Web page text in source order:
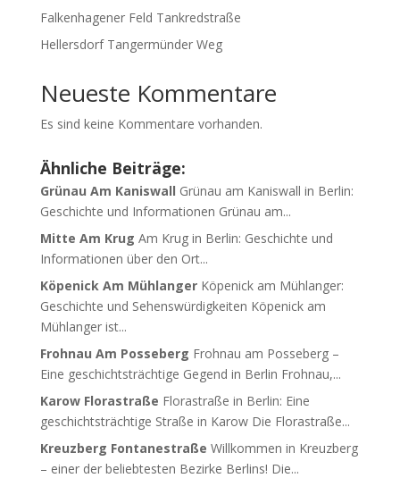
Falkenhagener Feld Tankredstraße
Hellersdorf Tangermünder Weg
Neueste Kommentare
Es sind keine Kommentare vorhanden.
Ähnliche Beiträge:
Grünau Am Kaniswall Grünau am Kaniswall in Berlin:
Geschichte und Informationen Grünau am...
Mitte Am Krug Am Krug in Berlin: Geschichte und
Informationen über den Ort...
Köpenick Am Mühlanger Köpenick am Mühlanger:
Geschichte und Sehenswürdigkeiten Köpenick am
Mühlanger ist...
Frohnau Am Posseberg Frohnau am Posseberg –
Eine geschichtsträchtige Gegend in Berlin Frohnau,...
Karow Florastraße Florastraße in Berlin: Eine
geschichtsträchtige Straße in Karow Die Florastraße...
Kreuzberg Fontanestraße Willkommen in Kreuzberg
– einer der beliebtesten Bezirke Berlins! Die...